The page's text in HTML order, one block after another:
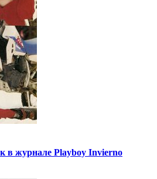
в журнале Playboy Invierno